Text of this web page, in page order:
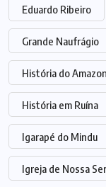
Eduardo Ribeiro
Grande Naufrágio
História do
História em Ruína
Igarapé do Mindu
Igreja de Nossa